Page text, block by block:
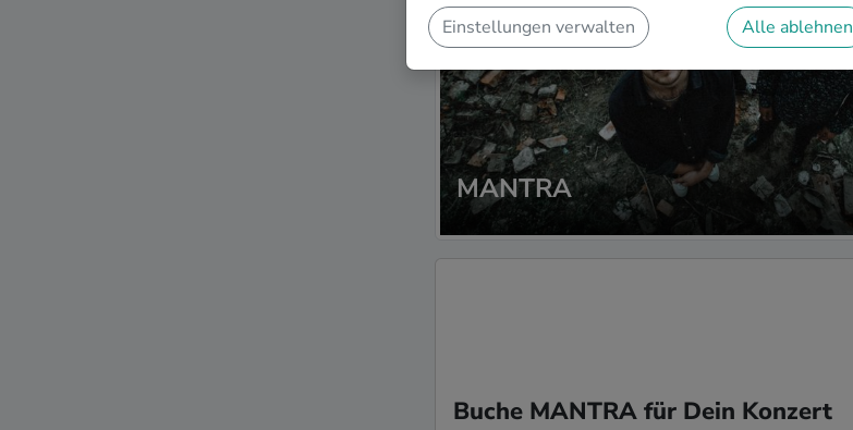
MANTRA
Buche MANTRA für Dein Konzert
Einstellungen verwalten Alle ablehnen